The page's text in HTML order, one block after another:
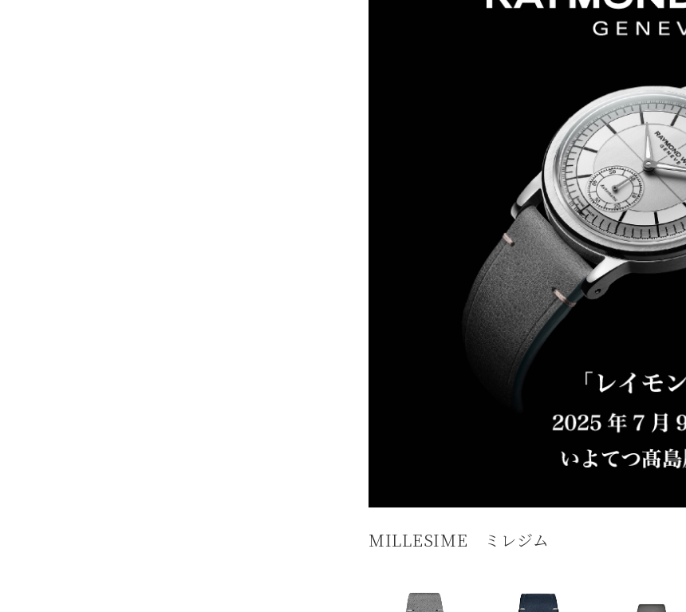
MILLESIME ミレジム